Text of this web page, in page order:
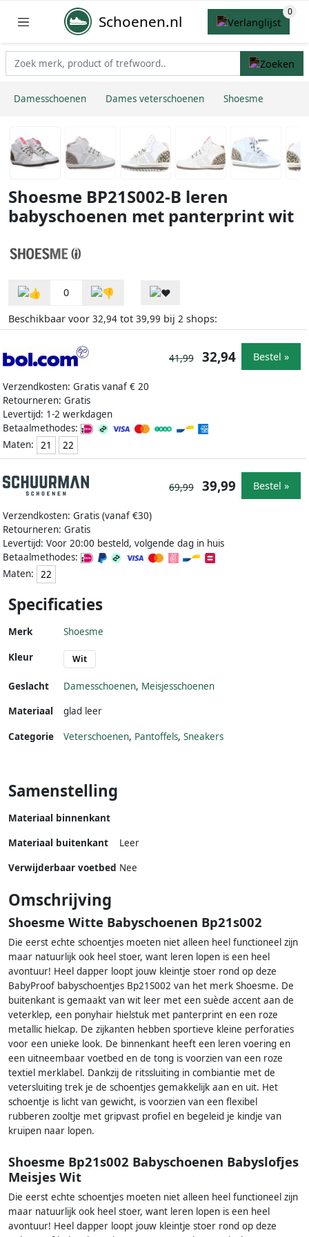
Schoenen.nl
Damesschoenen Dames veterschoenen Shoesme
Shoesme BP21S002-B leren
babyschoenen met panterprint wit
0
Beschikbaar voor 32,94 tot 39,99 bij 2 shops:
Verzendkosten: Gratis vanaf € 20
Retourneren: Gratis
Levertijd: 1-2 werkdagen
Betaalmethodes:
Maten:
21 22
41,99 32,94 Bestel »
Verzendkosten: Gratis (vanaf €30)
Retourneren: Gratis
Levertijd: Voor 20:00 besteld, volgende dag in huis
Betaalmethodes:
Maten:
22
69,99 39,99 Bestel »
Specificaties
Merk Shoesme
Kleur Wit
Geslacht Damesschoenen, Meisjesschoenen
Materiaal
glad leer
Categorie Veterschoenen, Pantoffels, Sneakers
Samenstelling
Materiaal binnenkant
Materiaal buitenkant
Leer
Verwijderbaar voetbed Nee
Omschrijving
Shoesme Witte Babyschoenen Bp21s002
Die eerst echte schoentjes moeten niet alleen heel functioneel zijn
maar natuurlijk ook heel stoer, want leren lopen is een heel
avontuur! Heel dapper loopt jouw kleintje stoer rond op deze
BabyProof babyschoentjes Bp21S002 van het merk Shoesme. De
buitenkant is gemaakt van wit leer met een suède accent aan de
veterklep, een ponyhair hielstuk met panterprint en een roze
metallic hielcap. De zijkanten hebben sportieve kleine perforaties
voor een unieke look. De binnenkant heeft een leren voering en
een uitneembaar voetbed en de tong is voorzien van een roze
textiel merklabel. Dankzij de ritssluiting in combiantie met de
vetersluiting trek je de schoentjes gemakkelijk aan en uit. Het
schoentje is licht van gewicht, is voorzien van een flexibel
rubberen zooltje met gripvast profiel en begeleid je kindje van
kruipen naar lopen.
Shoesme Bp21s002 Babyschoenen Babyslofjes
Meisjes Wit
Die eerst echte schoentjes moeten niet alleen heel functioneel zijn
maar natuurlijk ook heel stoer, want leren lopen is een heel
avontuur! Heel dapper loopt jouw kleintje stoer rond op deze